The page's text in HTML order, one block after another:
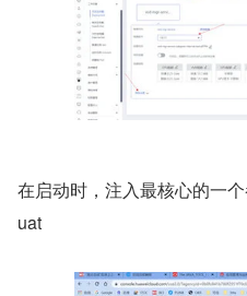
在启动时，注入最核心的一
uat